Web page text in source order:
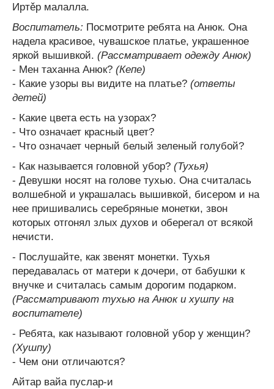
Иртěр малалла.
Воспитатель: Посмотрите ребята на Анюк. Она
надела красивое, чувашское платье, украшенное
яркой вышивкой. (Рассматривает одежду Анюк)
- Мен таханна Анюк? (Кепе)
- Какие узоры вы видите на платье? (ответы
детей)
- Какие цвета есть на узорах?
- Что означает красный цвет?
- Что означает черный белый зеленый голубой?
- Как называется головной убор? (Тухья)
- Девушки носят на голове тухью. Она считалась
волшебной и украшалась вышивкой, бисером и на
нее пришивались серебряные монетки, звон
которых отгонял злых духов и оберегал от всякой
нечисти.
- Послушайте, как звенят монетки. Тухья
передавалась от матери к дочери, от бабушки к
внучке и считалась самым дорогим подарком.
(Рассматривают тухью на Анюк и хушпу на
воспитателе)
- Ребята, как называют головной убор у женщин?
(Хушпу)
- Чем они отличаются?
Айтар вайа пуслар-и